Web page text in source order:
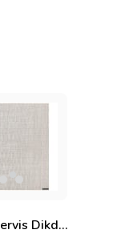
Amerikan Servis Dikdörtgen Spica